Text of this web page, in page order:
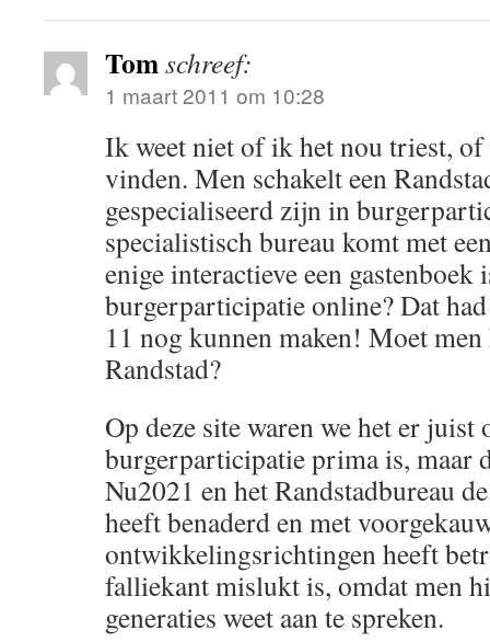
Tomschreef:
1 maart 2011 om 10:28
Ik weet niet of ik het nou triest,
vinden. Men schakelt een
gespecialiseerd zijn in
specialistisch bureau komt met
enige interactieve een gastenboek
burgerparticipatie online? Dat
11 nog kunnen maken! Moet
Randstad?
Op deze site waren we het er juist
burgerparticipatie prima is, maar
Nu2021 en het Randstadbureau
heeft benaderd en met
ontwikkelingsrichtingen heeft
falliekant mislukt is, omdat men
generaties weet aan te spreken.